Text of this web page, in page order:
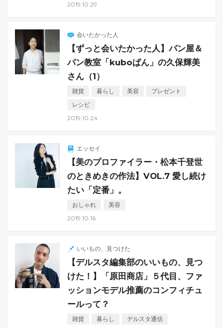
2019.10.29
会いたかった人
【ずっと会いたかった人】パン屋＆
パン教室「kuboぱん」の久保輝美
さん（1）
雑貨 暮らし 美容
プレゼント
レシピ
2019.10.24
エッセイ
【美のプロファイラー・松本千登世
のときめきの作法】VOL.7 愛し続け
たい「定番」。
おしゃれ
美容
2019.10.16
いいもの、見つけた
【デルスタ編集部のいいもの、見つ
けた！】「原田商店」５代目、ファ
ッションモデル推薦のコンフィチュ
ールって？
雑貨 暮らし
デルスタ通信